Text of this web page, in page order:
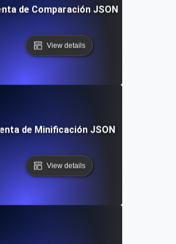
de Comparación JSON Gratuita
View details
de Minificación JSON Gratuita
View details